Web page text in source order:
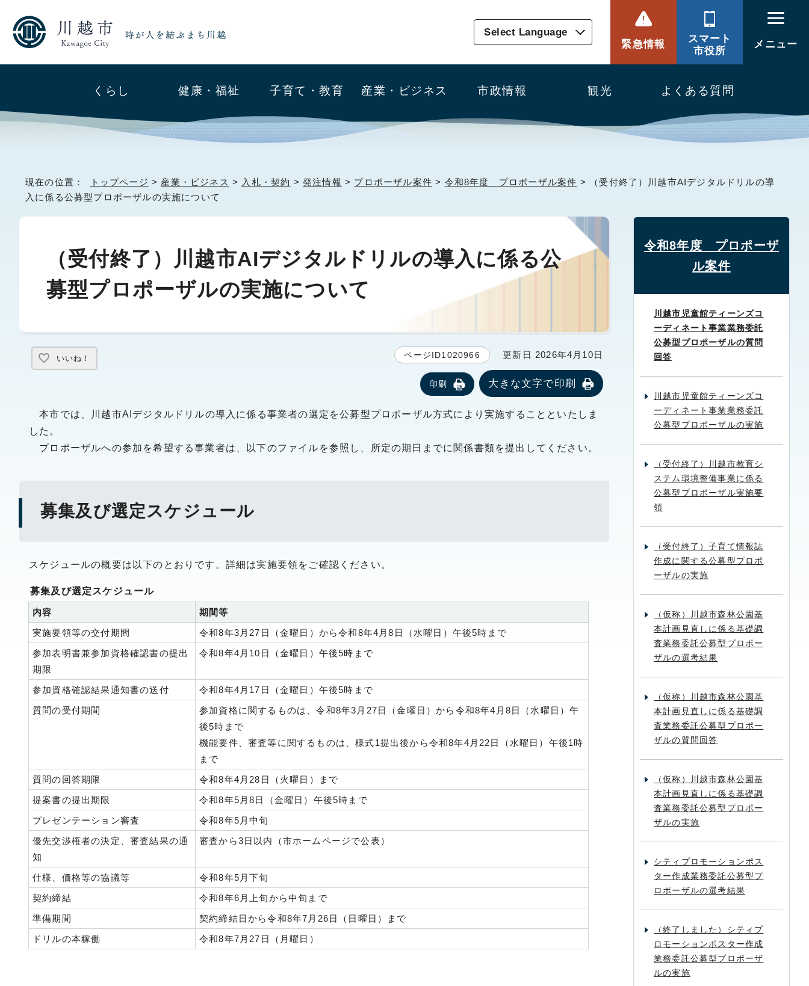
Select Language
緊急情報
スマート
市役所
メニュー
くらし 健康・福祉 子育て・教育 産業・ビジネス 市政情報 観光 よくある質問
現在の位置： トップページ > 産業・ビジネス > 入札・契約 >発注情報 > プロポーザル案件 > 令和8年度 プロポーザル案件 > （受付終了）川越市AIデジタルドリルの導
入に係る公募型プロポーザルの実施について
（受付終了）川越市AIデジタルドリルの導入に係る公
募型プロポーザルの実施について
いいね！ ページID1020966 更新日 2026年4月10日
印刷 大きな文字で印刷
本市では、川越市AIデジタルドリルの導入に係る事業者の選定を公募型プロポーザル方式により実施することといたしま
した。
プロポーザルへの参加を希望する事業者は、以下のファイルを参照し、所定の期日までに関係書類を提出してください。
募集及び選定スケジュール
スケジュールの概要は以下のとおりです。詳細は実施要領をご確認ください。
募集及び選定スケジュール
内容
期間等
実施要領等の交付期間
令和8年3月27日（金曜日）から令和8年4月8日（水曜日）午後5時まで
参加表明書兼参加資格確認書の提出
期限
令和8年4月10日（金曜日）午後5時まで
参加資格確認結果通知書の送付
令和8年4月17日（金曜日）午後5時まで
質問の受付期間
参加資格に関するものは、令和8年3月27日（金曜日）から令和8年4月8日（水曜日）午
後5時まで
機能要件、審査等に関するものは、様式1提出後から令和8年4月22日（水曜日）午後1時
まで
質問の回答期限
令和8年4月28日（火曜日）まで
提案書の提出期限
令和8年5月8日（金曜日）午後5時まで
プレゼンテーション審査
令和8年5月中旬
優先交渉権者の決定、審査結果の通
知
審査から3日以内（市ホームページで公表）
仕様、価格等の協議等
令和8年5月下旬
契約締結
令和8年6月上旬から中旬まで
準備期間
契約締結日から令和8年7月26日（日曜日）まで
ドリルの本稼働
令和8年7月27日（月曜日）
令和8年度 プロポーザ
ル案件
川越市児童館ティーンズコ
ーディネート事業業務委託
公募型プロポーザルの質問
回答
川越市児童館ティーンズコ
ーディネート事業業務委託
公募型プロポーザルの実施
（受付終了）川越市教育シ
ステム環境整備事業に係る
公募型プロポーザル実施要
領
（受付終了）子育て情報誌
作成に関する公募型プロポ
ーザルの実施
（仮称）川越市森林公園基
本計画見直しに係る基礎調
査業務委託公募型プロポー
ザルの選考結果
（仮称）川越市森林公園基
本計画見直しに係る基礎調
査業務委託公募型プロポー
ザルの質問回答
（仮称）川越市森林公園基
本計画見直しに係る基礎調
査業務委託公募型プロポー
ザルの実施
シティプロモーションポス
ター作成業務委託公募型プ
ロポーザルの選考結果
（終了しました）シティプ
ロモーションポスター作成
業務委託公募型プロポーザ
ルの実施